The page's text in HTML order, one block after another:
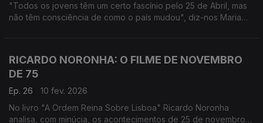
"Todos os jovens têm um certo fascínio pelo 25 de Abril, mas
não têm consciência de como o país mudou", diz-nos Maria
RICARDO NORONHA: O FILME DE NOVEMBRO
DE 75
Ep. 26
10 fev. 2026
No livro "A Ordem Reina Sobre Lisboa" Ricardo Noronha
analisa, com minúcia, os acontecimentos de 25 de novembro